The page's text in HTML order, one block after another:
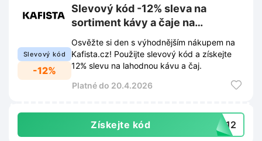
Slevový kód
-12%
Slevový kód -12% sleva na
sortiment kávy a čaje na
Kafista.cz
Osvěžte si den s výhodnějším nákupem na
Kafista.cz! Použijte slevový kód a získejte
12% slevu na lahodnou kávu a čaj.
Platné do 20.4.2026
Získejte kód DM12